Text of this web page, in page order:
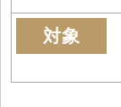
対象